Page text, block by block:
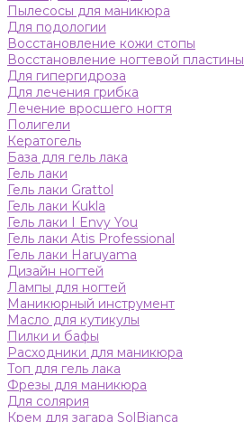
Пылесосы для маникюра
Для подологии
Восстановление кожи стопы
Восстановление ногтевой пластины
Для гипергидроза
Для лечения грибка
Лечение вросшего ногтя
Полигели
Кератогель
База для гель лака
Гель лаки
Гель лаки Grattol
Гель лаки Kukla
Гель лаки I Envy You
Гель лаки Atis Professional
Гель лаки Haruyama
Дизайн ногтей
Лампы для ногтей
Маникюрный инструмент
Масло для кутикулы
Пилки и бафы
Расходники для маникюра
Топ для гель лака
Фрезы для маникюра
Для солярия
Крем для загара SolBianca